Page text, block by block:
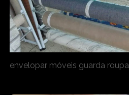
envelopar móveis guarda roupa